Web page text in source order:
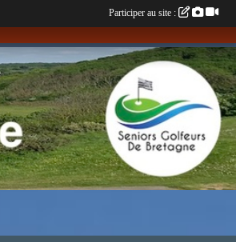
Participer au site :